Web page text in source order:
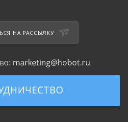
НА РАССЫЛКУ
marketing@hobot.ru